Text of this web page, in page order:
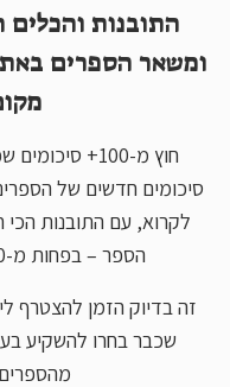
התובנות
ומשאר הספרים
חוץ מ-100+
סיכומים חדשים של
לקרוא, עם התובנות הכי
הספר – בפחות מ-20 דקות קריאה או האזנה 📚
שכבר בחרו להשקיע